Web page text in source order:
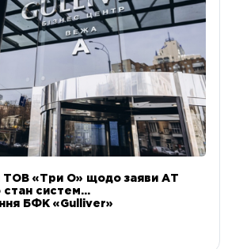
ТОВ «Три О» щодо заяви АТ
систем
БФК «Gulliver»